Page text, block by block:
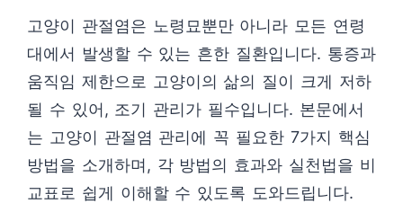
고양이 관절염은 노령묘뿐만 아니라 모든 연령
대에서 발생할 수 있는 흔한 질환입니다. 통증과
움직임 제한으로 고양이의 삶의 질이 크게 저하
될 수 있어, 조기 관리가 필수입니다. 본문에서
는 고양이 관절염 관리에 꼭 필요한 7가지 핵심
방법을 소개하며, 각 방법의 효과와 실천법을 비
교표로 쉽게 이해할 수 있도록 도와드립니다.